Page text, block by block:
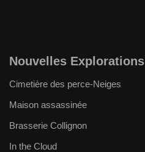
Nouvelles Explorations
Cimetière des perce-Neiges
Maison assassinée
Brasserie Collignon
In the Cloud